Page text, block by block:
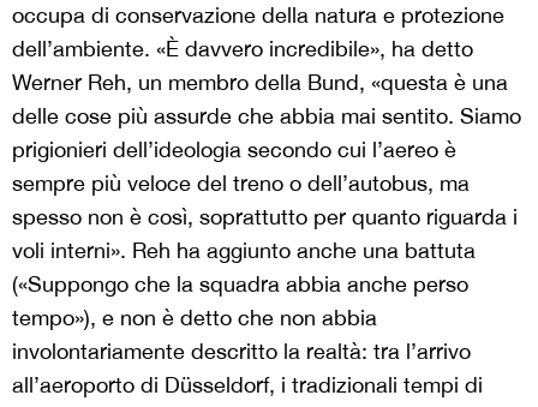
occupa di conservazione della natura e protezione
dell’ambiente. «È davvero incredibile», ha detto
Werner Reh, un membro della Bund, «questa è una
delle cose più assurde che abbia mai sentito. Siamo
prigionieri dell’ideologia secondo cui l’aereo è
sempre più veloce del treno o dell’autobus, ma
spesso non è così, soprattutto per quanto riguarda i
voli interni». Reh ha aggiunto anche una battuta
(«Suppongo che la squadra abbia anche perso
tempo»), e non è detto che non abbia
involontariamente descritto la realtà: tra l’arrivo
all’aeroporto di Düsseldorf, i tradizionali tempi di